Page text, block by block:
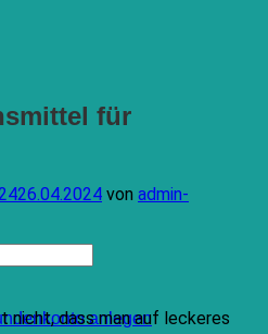
anlegen
für
26.04.2024 von admin-
nicht, dass man auf leckeres